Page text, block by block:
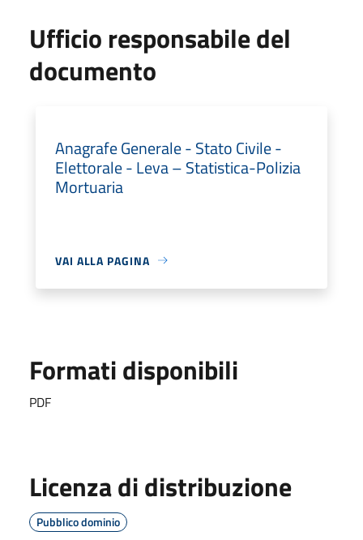
Ufficio responsabile del
documento
Anagrafe Generale - Stato Civile -
Elettorale - Leva – Statistica-Polizia
Mortuaria
VAI ALLA PAGINA
Formati disponibili
PDF
Licenza di distribuzione
Pubblico dominio